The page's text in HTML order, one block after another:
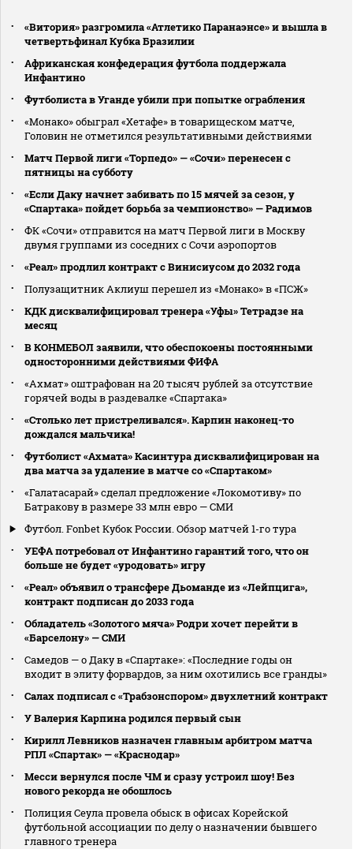
«Витория» разгромила «Атлетико Паранаэнсе» и вышла в
четвертьфинал Кубка Бразилии
Африканская конфедерация футбола поддержала
Инфантино
Футболиста в Уганде убили при попытке ограбления
«Монако» обыграл «Хетафе» в товарищеском матче,
Головин не отметился результативными действиями
Матч Первой лиги «Торпедо» — «Сочи» перенесен с
пятницы на субботу
«Если Даку начнет забивать по 15 мячей за сезон, у
«Спартака» пойдет борьба за чемпионство» — Радимов
ФК «Сочи» отправится на матч Первой лиги в Москву
двумя группами из соседних с Сочи аэропортов
«Реал» продлил контракт с Винисиусом до 2032 года
Полузащитник Аклиуш перешел из «Монако» в «ПСЖ»
КДК дисквалифицировал тренера «Уфы» Тетрадзе на
месяц
В КОНМЕБОЛ заявили, что обеспокоены постоянными
односторонними действиями ФИФА
«Ахмат» оштрафован на 20 тысяч рублей за отсутствие
горячей воды в раздевалке «Спартака»
«Столько лет пристреливался». Карпин наконец-то
дождался мальчика!
Футболист «Ахмата» Касинтура дисквалифицирован на
два матча за удаление в матче со «Спартаком»
«Галатасарай» сделал предложение «Локомотиву» по
Батракову в размере 33 млн евро — СМИ
Футбол. Fonbet Кубок России. Обзор матчей 1-го тура
УЕФА потребовал от Инфантино гарантий того, что он
больше не будет «уродовать» игру
«Реал» объявил о трансфере Дьоманде из «Лейпцига»,
контракт подписан до 2033 года
Обладатель «Золотого мяча» Родри хочет перейти в
«Барселону» — СМИ
Самедов — о Даку в «Спартаке»: «Последние годы он
входит в элиту форвардов, за ним охотились все гранды»
Салах подписал с «Трабзонспором» двухлетний контракт
У Валерия Карпина родился первый сын
Кирилл Левников назначен главным арбитром матча
РПЛ «Спартак» — «Краснодар»
Месси вернулся после ЧМ и сразу устроил шоу! Без
нового рекорда не обошлось
Полиция Сеула провела обыск в офисах Корейской
футбольной ассоциации по делу о назначении бывшего
главного тренера